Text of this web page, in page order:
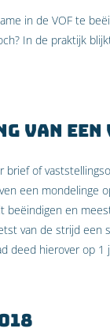
in de VOF te
In de praktijk
een
of
een mondelinge
en
van de strijd een
deed hierover op